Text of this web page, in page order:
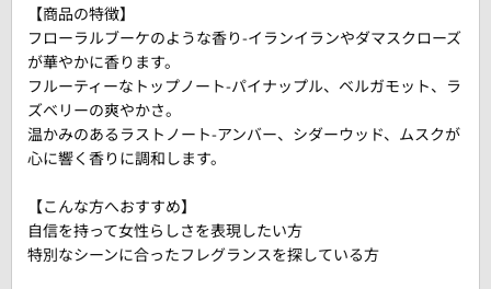
【商品の特徴】
フローラルブーケのような香り-イランイランやダマスクローズ
が華やかに香ります。
フルーティーなトップノート-パイナップル、ベルガモット、ラ
ズベリーの爽やかさ。
温かみのあるラストノート-アンバー、シダーウッド、ムスクが
心に響く香りに調和します。
【こんな方へおすすめ】
自信を持って女性らしさを表現したい方
特別なシーンに合ったフレグランスを探している方